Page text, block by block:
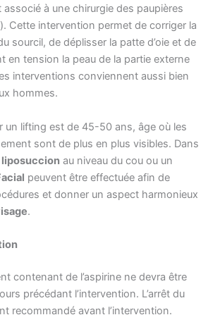
à une chirurgie des paupières
). Cette intervention permet de corriger la
sourcil, de déplisser la patte d’oie et de
en tension la peau de la partie externe
interventions conviennent aussi bien
hommes.
un lifting est de 45-50 ans, âge où les
sont de plus en plus visibles. Dans
liposuccion au niveau du cou ou un
peuvent être effectuée afin de
et donner un aspect harmonieux
.
contenant de l’aspirine ne devra être
précédant l’intervention. L’arrêt du
recommandé avant l’intervention.